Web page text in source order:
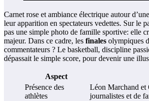
Carnet rose et ambiance électrique autour
leur apparition en spectateurs vedettes. Sur le
pas une simple photo de famille sportive: elle
majeur. Dans ce cadre, les finales olympiques
commentateurs ? Le basketball, discipline
dépassait le simple score, pour devenir une
Aspect
Présence des
athlètes
Léon Marchand et
journalistes et de